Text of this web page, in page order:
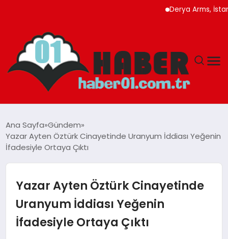
Derya Arms,
ADANA
MAGAZIN
Ana Sayfa Gündem
Yazar Ayten Öztürk Cinayetinde Uranyum İddiası Yeğenin
İfadesiyle Ortaya Çıktı
Yazar Ayten Öztürk Cinayetinde
Uranyum İddiası Yeğenin
İfadesiyle Ortaya Çıktı